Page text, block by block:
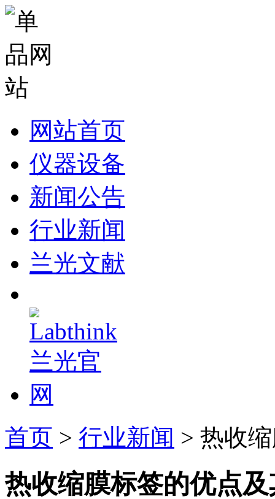
网站首页
仪器设备
新闻公告
行业新闻
兰光文献
首页 > 行业新闻 > 热收
热收缩膜标签的优点